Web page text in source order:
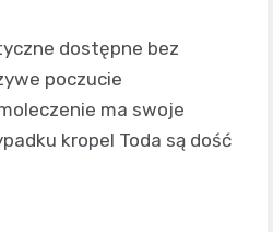
dostępne bez
poczucie
ma swoje
kropel Toda są dość